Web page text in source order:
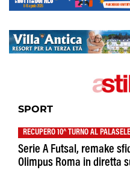
SPORT
RECUPERO 10^ TURNO AL PALASELE
Serie A Futsal, remake
Olimpus Roma in diretta